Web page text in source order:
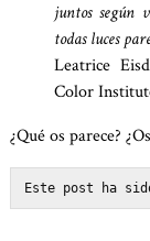
juntos según
todas luces
Leatrice
Color
¿Qué os parece?
Este post ha